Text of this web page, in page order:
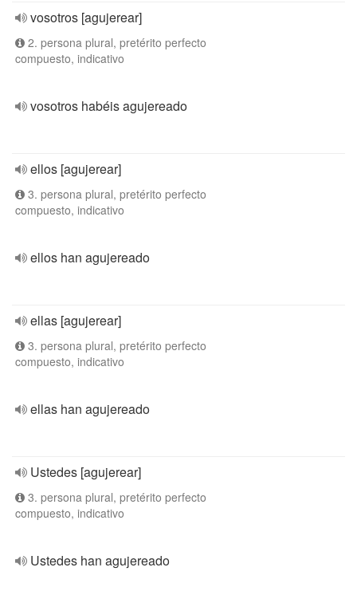
vosotros [agujerear]
2. persona plural, pretérito perfecto
compuesto, indicativo
vosotros habéis agujereado
ellos [agujerear]
3. persona plural, pretérito perfecto
compuesto, indicativo
ellos han agujereado
ellas [agujerear]
3. persona plural, pretérito perfecto
compuesto, indicativo
ellas han agujereado
Ustedes [agujerear]
3. persona plural, pretérito perfecto
compuesto, indicativo
Ustedes han agujereado